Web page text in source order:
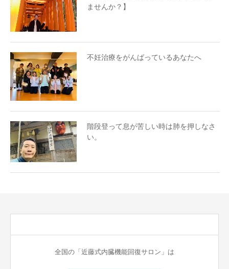
ませんか？】
不妊治療をがんばっているあなたへ
階段登って息が苦しい時は肺を押しなさ
い。
全国の「近藤式内臓機能回復サロン」は